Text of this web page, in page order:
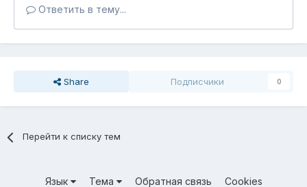
Ответить в тему...
Share Подписчики 0
Перейти к списку тем
Язык Тема Обратная связь Cookies